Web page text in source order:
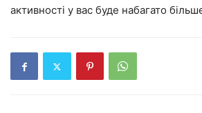
активності у вас буде набагато